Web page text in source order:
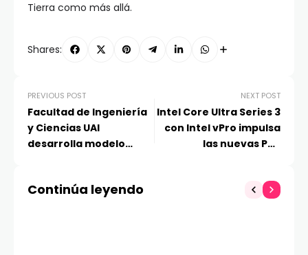
Tierra como más allá.
Shares:
PREVIOUS POST
Facultad de Ingeniería
y Ciencias UAI
desarrolla modelo
energía oscura en el
NEXT POST
Intel Core Ultra Series 3
con Intel vPro impulsa
las nuevas PCs
Continúa leyendo